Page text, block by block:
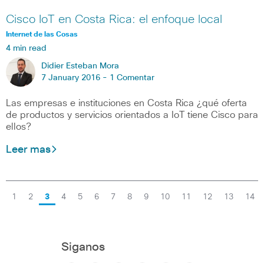
Cisco IoT en Costa Rica: el enfoque local
Internet de las Cosas
4 min read
Didier Esteban Mora
7 January 2016 - 1 Comentar
Las empresas e instituciones en Costa Rica ¿qué oferta
de productos y servicios orientados a IoT tiene Cisco para
ellos?
Leer mas
1 2 3 4 5 6 7 8 9 10 11 12 13 14
Siganos